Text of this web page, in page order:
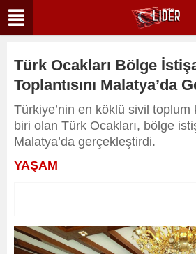
Türk Ocakları Bölge
Toplantısını Malatya’da
Türkiye’nin en köklü sivil toplum
biri olan Türk Ocakları, bölge
Malatya’da gerçekleştirdi.
YAŞAM